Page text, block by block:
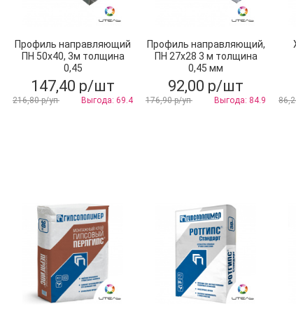
Профиль направляющий
ПН 50х40, 3м толщина
0,45
147,40 р/шт
216,80 р/уп Выгода: 69.4
Профиль направляющий,
ПН 27х28 3 м толщина
0,45 мм
92,00 р/шт
176,90 р/уп Выгода: 84.9